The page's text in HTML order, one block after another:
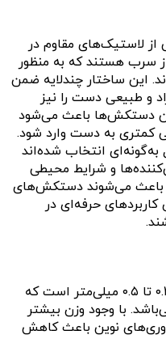
لاستیک‌های مقاوم در
از سرب هستند که به منظور
این ساختار چندلایه ضمن
و طبیعی دست را نیز
دستکش‌ها باعث می‌شود
کمتری به دست وارد شود.
به‌گونه‌ای انتخاب شده‌اند
و شرایط محیطی
باعث می‌شوند دستکش‌های
حرفه‌ای در
ضخامت دستکش‌ها معمولاً بین ۰.۳۵ تا ۰.۵ میلی‌متر است که
با وجود وزن بیشتر
نوین باعث کاهش